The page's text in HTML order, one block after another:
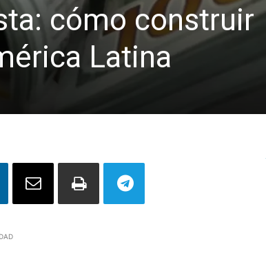
cómo construir
Latina